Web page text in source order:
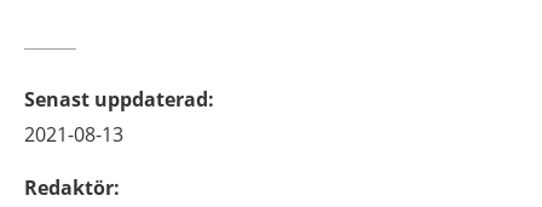
Senast uppdaterad:
2021-08-13
Redaktör: